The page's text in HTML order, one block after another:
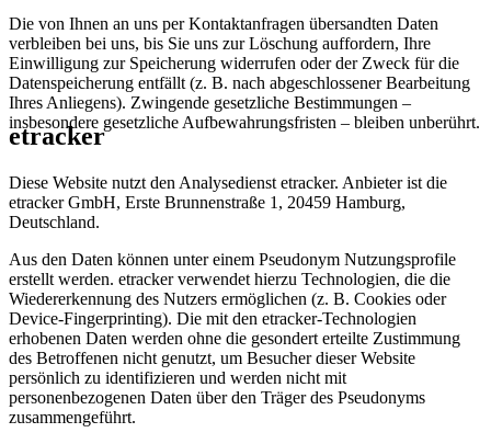
Die von Ihnen an uns per Kontaktanfragen übersandten Daten
verbleiben bei uns, bis Sie uns zur Löschung auffordern, Ihre
Einwilligung zur Speicherung widerrufen oder der Zweck für die
Datenspeicherung entfällt (z. B. nach abgeschlossener Bearbeitung
Ihres Anliegens). Zwingende gesetzliche Bestimmungen –
insbesondere gesetzliche Aufbewahrungsfristen – bleiben unberührt.
etracker
Diese Website nutzt den Analysedienst etracker. Anbieter ist die
etracker GmbH, Erste Brunnenstraße 1, 20459 Hamburg,
Deutschland.
Aus den Daten können unter einem Pseudonym Nutzungsprofile
erstellt werden. etracker verwendet hierzu Technologien, die die
Wiedererkennung des Nutzers ermöglichen (z. B. Cookies oder
Device-Fingerprinting). Die mit den etracker-Technologien
erhobenen Daten werden ohne die gesondert erteilte Zustimmung
des Betroffenen nicht genutzt, um Besucher dieser Website
persönlich zu identifizieren und werden nicht mit
personenbezogenen Daten über den Träger des Pseudonyms
zusammengeführt.